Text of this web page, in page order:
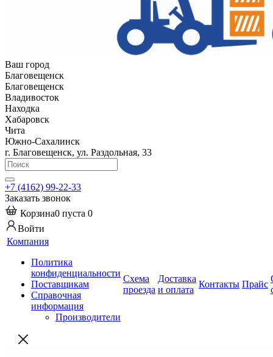
Ваш город
Благовещенск
Благовещенск
Владивосток
Находка
Хабаровск
Чита
Южно-Сахалинск
г. Благовещенск, ул. Раздольная, 33
+7 (4162) 99-22-33
Заказать звонок
Корзина0 пуста 0
Войти
Компания
Политика
конфиденциальности
Поставщикам
Справочная
информация
Производители
Схема
проезда
Доставка
и оплата
Контакты Прайс